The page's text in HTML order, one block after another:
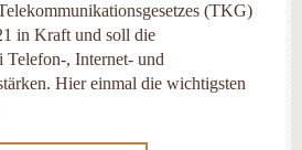
(TKG)
in Kraft und soll die
Telefon-, Internet- und
Hier einmal die wichtigsten